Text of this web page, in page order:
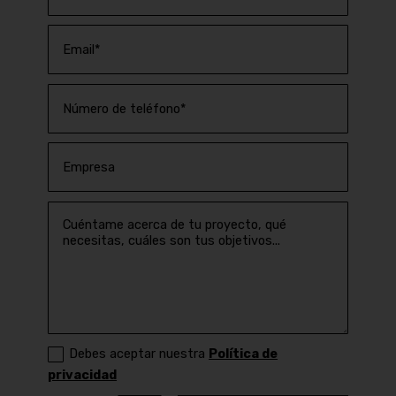
Debes aceptar nuestra Política de
privacidad